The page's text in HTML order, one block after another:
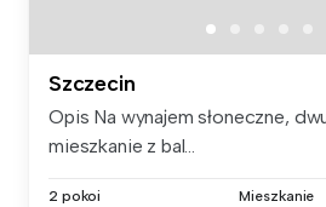
Szczecin
Opis Na wynajem słoneczne,
mieszkanie z bal...
2 pokoi Mieszkanie